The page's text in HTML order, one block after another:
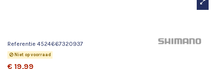
Referentie 4524667320937
Niet op voorraad
€ 19,99